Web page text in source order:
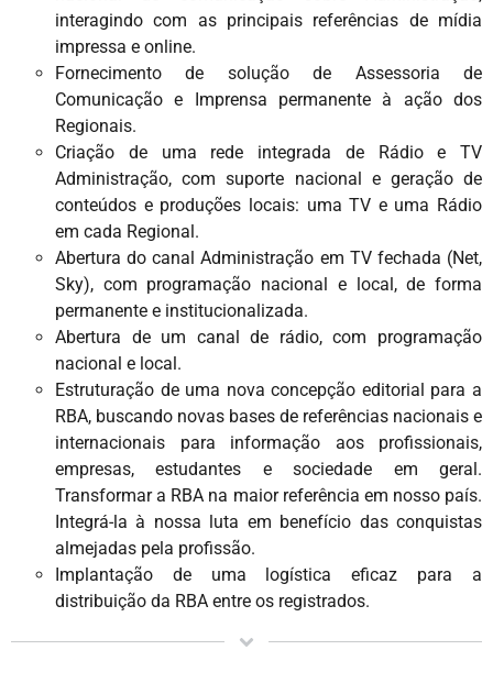
interagindo com as principais referências de mídia
impressa e online.
Fornecimento de solução de Assessoria de
Comunicação e Imprensa permanente à ação dos
Regionais.
Criação de uma rede integrada de Rádio e TV
Administração, com suporte nacional e geração de
conteúdos e produções locais: uma TV e uma Rádio
em cada Regional.
Abertura do canal Administração em TV fechada (Net,
Sky), com programação nacional e local, de forma
permanente e institucionalizada.
Abertura de um canal de rádio, com programação
nacional e local.
Estruturação de uma nova concepção editorial para a
RBA, buscando novas bases de referências nacionais e
internacionais para informação aos profissionais,
empresas, estudantes e sociedade em geral.
Transformar a RBA na maior referência em nosso país.
Integrá-la à nossa luta em benefício das conquistas
almejadas pela profissão.
Implantação de uma logística eficaz para a
distribuição da RBA entre os registrados.